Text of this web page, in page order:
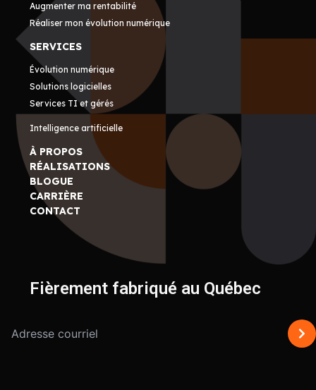
Augmenter ma rentabilité
Réaliser mon évolution numérique
SERVICES
Évolution numérique
Solutions logicielles
Services TI et gérés
Intelligence artificielle
À PROPOS
RÉALISATIONS
BLOGUE
CARRIÈRE
CONTACT
Fièrement fabriqué au Québec